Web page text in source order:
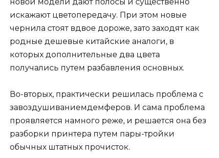
искажают цветопередачу. При этом новые
чернила стоят вдвое дороже, зато заходят как
родные дешевые китайские аналоги, в
которых дополнительные два цвета
получались путем разбавления основных.
Во-вторых, практически решилась проблема с
завоздушиваниемдемферов. И сама проблема
проявляется намного реже, и решается она без
разборки принтера путем пары-тройки
обычных штатных прочисток.